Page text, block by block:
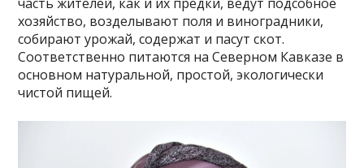
хозяйство, возделывают поля и виноградники,
собирают урожай, содержат и пасут скот.
Соответственно питаются на Северном Кавказе в
основном натуральной, простой, экологически
чистой пищей.